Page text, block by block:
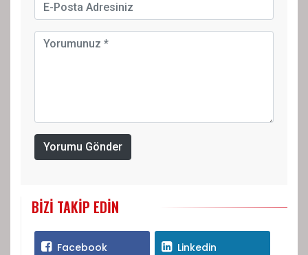
Yorumu Gönder
BIZI TAKIP EDIN
Facebook Linkedin